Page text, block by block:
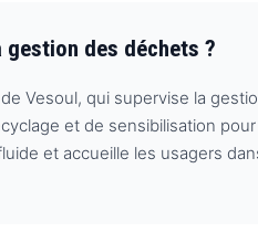
gestion des déchets ?
Vesoul, qui supervise la
et de sensibilisation
et accueille les usagers